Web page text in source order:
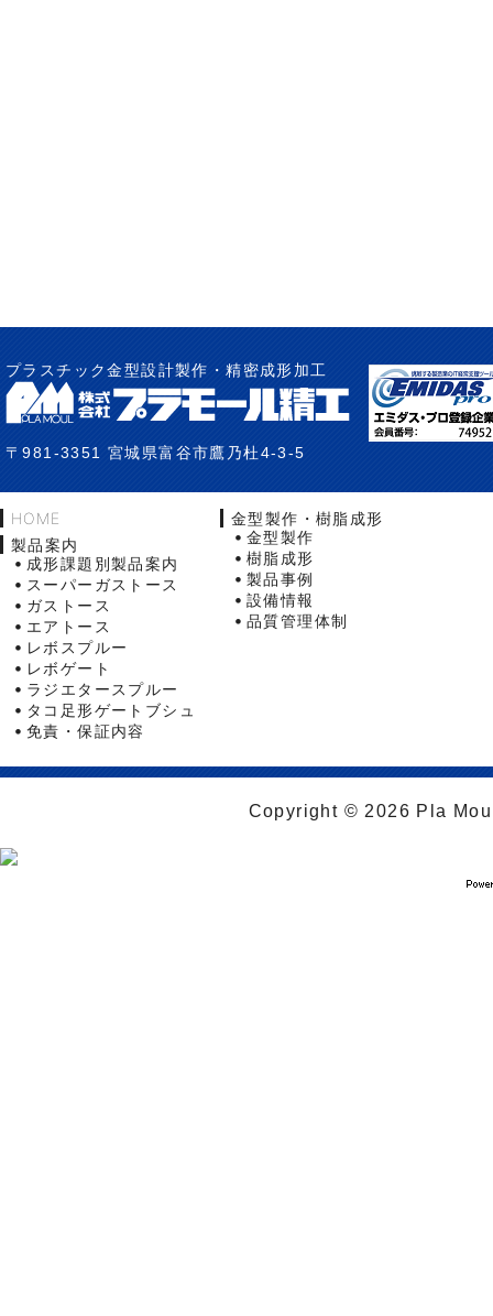
プラスチック金型設計製作・精密成形加工
〒981-3351 宮城県富谷市鷹乃杜4-3-5
HOME
製品案内
成形課題別製品案内
スーパーガストース
ガストース
エアトース
レボスプルー
レボゲート
ラジエタースプルー
タコ足形ゲートブシュ
免責・保証内容
金型製作・樹脂成形
金型製作
樹脂成形
製品事例
設備情報
品質管理体制
Copyright © 2026 Pla